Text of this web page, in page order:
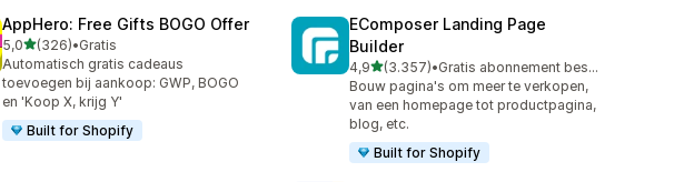
AppHero: Free Gifts BOGO Offer
5,0van 5 sterren
(326)
326 recensies in totaal
•Gratis
Automatisch gratis cadeaus
toevoegen bij aankoop: GWP, BOGO
en 'Koop X, krijg Y'
Built for Shopify
EComposer Landing Page
Builder
4,9van 5 sterren
(3.357)
3357 recensies in totaal
•
Gratis abonnement beschikbaar
Bouw pagina's om meer te verkopen,
van een homepage tot productpagina,
blog, etc.
Built for Shopify